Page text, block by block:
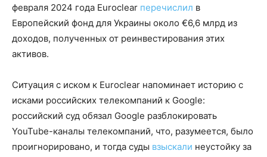
февраля 2024 года Euroclear перечислил в
Европейский фонд для Украины около €6,6 млрд из
доходов, полученных от реинвестирования этих
активов.
Ситуация с иском к Euroclear напоминает историю с
исками российских телекомпаний к Google:
российский суд обязал Google разблокировать
YouTube-каналы телекомпаний, что, разумеется, было
проигнорировано, и тогда суды взыскали неустойку за